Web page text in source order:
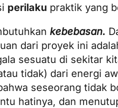
perilaku praktik yang
kebebasan.
dari proyek ini
sesuatu di sekitar
tidak) dari energi
seseorang tidak
hatinya, dan